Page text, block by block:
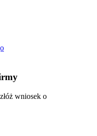
wniosek o